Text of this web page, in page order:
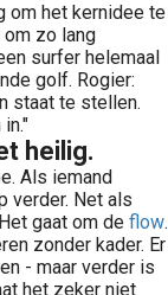
om het kernidee te
zo lang
surfer helemaal
golf. Rogier:
staat te stellen.
heilig.
Als iemand
verder. Net als
gaat om de flow.
zonder kader. Er
- maar verder is
het zeker niet